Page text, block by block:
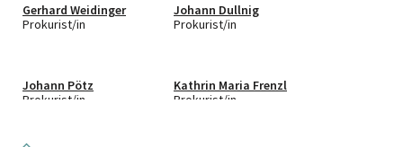
Gerhard Weidinger
Prokurist/in
Johann Dullnig
Prokurist/in
Johann Pötz
Prokurist/in
Kathrin Maria Frenzl
Prokurist/in